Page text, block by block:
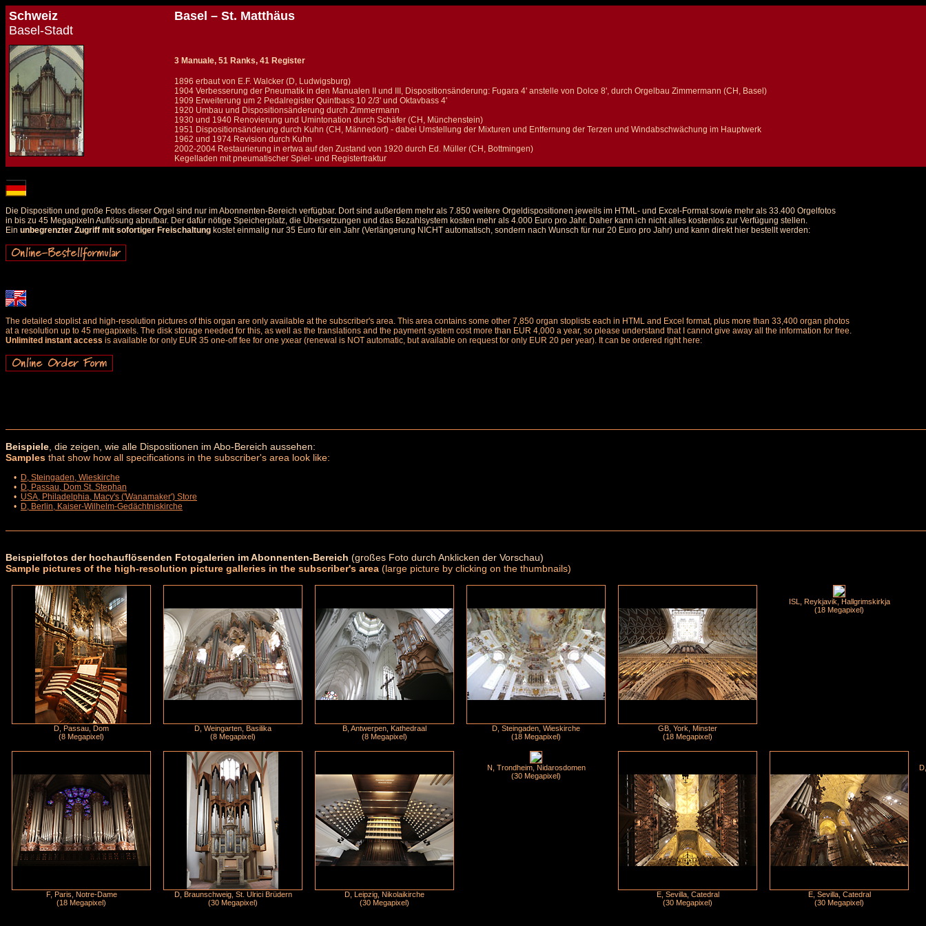
Schweiz
Basel-Stadt
Basel – St. Matthäus
3 Manuale, 51 Ranks, 41 Register
1896 erbaut von E.F. Walcker (D, Ludwigsburg)
1904 Verbesserung der Pneumatik in den Manualen II und III, Dispositionsänderung: Fugara 4' anstelle von Dolce 8', durch Orgelbau Zimmermann (CH, Basel)
1909 Erweiterung um 2 Pedalregister Quintbass 10 2/3' und Oktavbass 4'
1920 Umbau und Dispositionsänderung durch Zimmermann
1930 und 1940 Renovierung und Umintonation durch Schäfer (CH, Münchenstein)
1951 Dispositionsänderung durch Kuhn (CH, Männedorf) - dabei Umstellung der Mixturen und Entfernung der Terzen und Windabschwächung im Hauptwerk
1962 und 1974 Revision durch Kuhn
2002-2004 Restaurierung in ertwa auf den Zustand von 1920 durch Ed. Müller (CH, Bottmingen)
Kegelladen mit pneumatischer Spiel- und Registertraktur
Die Disposition und große Fotos dieser Orgel sind nur im Abonnenten-Bereich verfügbar. Dort sind außerdem mehr als 7.850 weitere Orgeldispositionen jeweils im HTML- und Excel-Format sowie mehr als 33.400 Orgelfotos
in bis zu 45 Megapixeln Auflösung abrufbar. Der dafür nötige Speicherplatz, die Übersetzungen und das Bezahlsystem kosten mehr als 4.000 Euro pro Jahr. Daher kann ich nicht alles kostenlos zur Verfügung stellen.
Ein unbegrenzter Zugriff mit sofortiger Freischaltung kostet einmalig nur 35 Euro für ein Jahr (Verlängerung NICHT automatisch, sondern nach Wunsch für nur 20 Euro pro Jahr) und kann direkt hier bestellt werden:
The detailed stoplist and high-resolution pictures of this organ are only available at the subscriber's area. This area contains some other 7,850 organ stoplists each in HTML and Excel format, plus more than 33,400 organ photos
at a resolution up to 45 megapixels. The disk storage needed for this, as well as the translations and the payment system cost more than EUR 4,000 a year, so please understand that I cannot give away all the information for free.
Unlimited instant access is available for only EUR 35 one-off fee for one yxear (renewal is NOT automatic, but available on request for only EUR 20 per year). It can be ordered right here:
Beispiele , die zeigen, wie alle Dispositionen im Abo-Bereich aussehen:
Samples that show how all specifications in the subscriber's area look like:
• D, Steingaden, Wieskirche
• D, Passau, Dom St. Stephan
• USA, Philadelphia, Macy's ('Wanamaker') Store
• D, Berlin, Kaiser-Wilhelm-Gedächtniskirche
Beispielfotos der hochauflösenden Fotogalerien im Abonnenten-Bereich (großes Foto durch Anklicken der Vorschau)
Sample pictures of the high-resolution picture galleries in the subscriber's area (large picture by clicking on the thumbnails)
D, Passau, Dom
(8 Megapixel)
D, Weingarten, Basilika
(8 Megapixel)
B, Antwerpen, Kathedraal
(8 Megapixel)
D, Steingaden, Wieskirche
(18 Megapixel)
GB, York, Minster
(18 Megapixel)
ISL, Reykjavik, Hallgrimskirkja
(18 Megapixel)
F, Paris, Notre-Dame
(18 Megapixel)
D, Braunschweig, St. Ulrici Brüdern
(30 Megapixel)
D, Leipzig, Nikolaikirche
(30 Megapixel)
N, Trondheim, Nidarosdomen
(30 Megapixel)
E, Sevilla, Catedral
(30 Megapixel)
E, Sevilla, Catedral
(30 Megapixel)